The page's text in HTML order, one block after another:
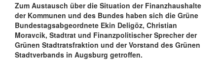
Zum Austausch über die Situation der Finanz­haushalte
der Kommunen und des Bundes haben sich die Grüne
Bundestags­abgeordnete Ekin Deligöz, Christian
Moravcik, Stadtrat und Finanz­politischer Sprecher der
Grünen Stadtrats­fraktion und der Vorstand des Grünen
Stadtverbands in Augsburg getroffen.